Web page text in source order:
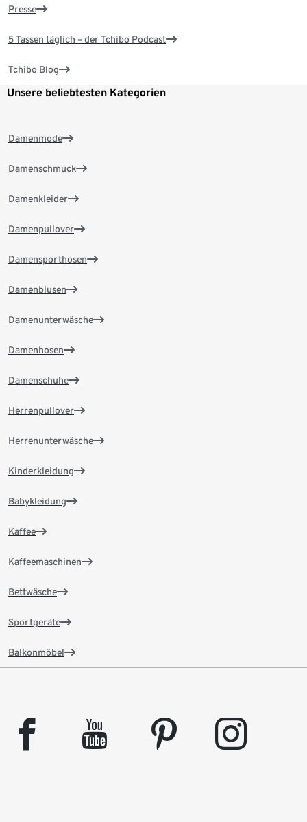
Presse
5 Tassen täglich – der Tchibo Podcast
Tchibo Blog
Unsere beliebtesten Kategorien
Damenmode
Damenschmuck
Damenkleider
Damenpullover
Damensporthosen
Damenblusen
Damenunterwäsche
Damenhosen
Damenschuhe
Herrenpullover
Herrenunterwäsche
Kinderkleidung
Babykleidung
Kaffee
Kaffeemaschinen
Bettwäsche
Sportgeräte
Balkonmöbel
facebook youtube pinterest instagram